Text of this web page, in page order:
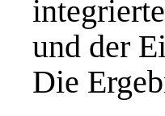
und der
Die